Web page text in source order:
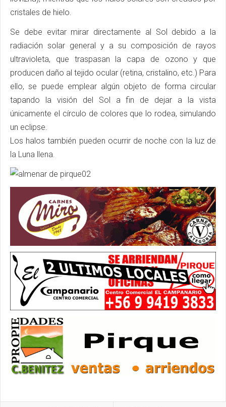
cristales de hielo.
Se debe evitar mirar directamente al Sol debido a la
radiación solar general y a su composición de rayos
ultravioleta, que traspasan la capa de ozono y que
producen daño al tejido ocular (retina, cristalino, etc.) Para
ello, se puede emplear algún objeto de forma circular
tapando la visión del Sol a fin de dejar a la vista
únicamente el círculo de colores que lo rodea, simulando
un eclipse.
Los halos también pueden ocurrir de noche con la luz de
la Luna llena.